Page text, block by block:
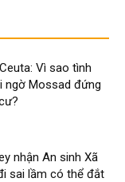
Vì sao tình
ngờ Mossad đứng
nhận An sinh Xã
sai lầm có thể đắt